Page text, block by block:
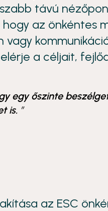
távú
az önkéntes
a céljait,
egy őszinte
is.
az ESC